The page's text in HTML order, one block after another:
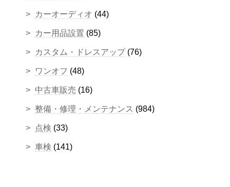
カーオーディオ (44)
カー用品設置 (85)
カスタム・ドレスアップ(76)
ワンオフ (48)
中古車販売 (16)
整備・修理・メンテナンス (984)
点検 (33)
車検 (141)